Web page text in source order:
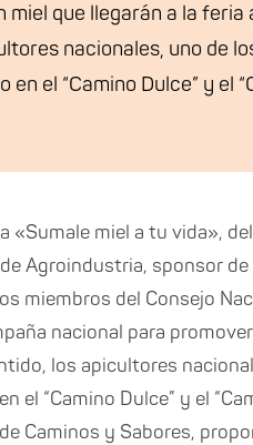
que llegarán a la feria
nacionales, uno de
el “Camino Dulce” y el
«Sumale miel a tu vida»,
Agroindustria, sponsor
miembros del Consejo
nacional para
los apicultores
el “Camino Dulce” y el
Caminos y Sabores,